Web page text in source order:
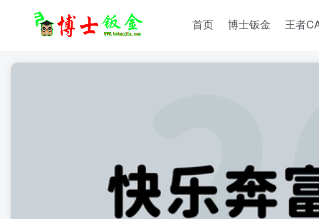
首页 博士钣金 王者